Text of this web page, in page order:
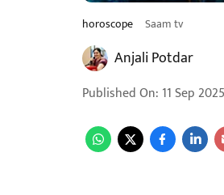
horoscope Saam tv
Anjali Potdar
Published On: 11 Sep